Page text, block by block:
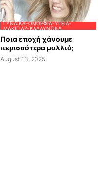
ΓΥΝΑΊΚΑ-ΟΜΟΡΦΙΆ-ΥΓΕΊΑ-
ΜΑΚΙΓΙΆΖ-ΚΑΛΛΥΝΤΙΚΆ
Ποια εποχή χάνουμε
περισσότερα μαλλιά;
August 13, 2025